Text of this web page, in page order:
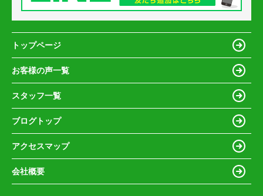
トップページ
お客様の声一覧
スタッフ一覧
ブログトップ
アクセスマップ
会社概要